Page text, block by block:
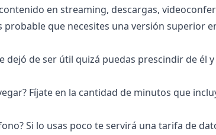
en streaming, descargas,
que necesites una versión superior
dejó de ser útil quizá puedas prescindir de él
Fíjate en la cantidad de minutos que
Si lo usas poco te servirá una tarifa de